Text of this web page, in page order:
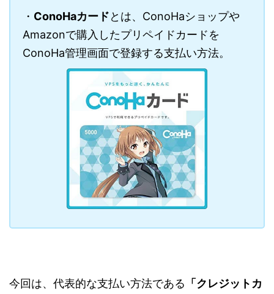
・ ConoHaカードとは、ConoHaショップや
Amazonで購入したプリペイドカードを
ConoHa管理画面で登録する支払い方法。
今回は、代表的な支払い方法である 「クレジットカ